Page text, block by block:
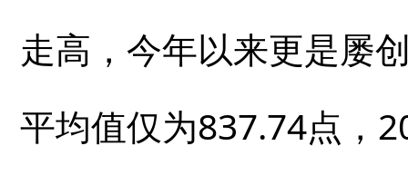
走高，今年以来更是屡
平均值仅为837.74点，